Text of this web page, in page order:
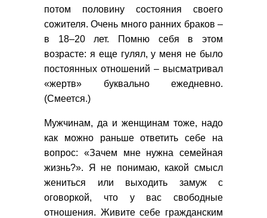
потом половину состояния своего
сожителя. Очень много ранних браков –
в 18–20 лет. Помню себя в этом
возрасте: я еще гулял, у меня не было
постоянных отношений – высматривал
«жертв» буквально ежедневно.
(Смеется.)
Мужчинам, да и женщинам тоже, надо
как можно раньше ответить себе на
вопрос: «Зачем мне нужна семейная
жизнь?». Я не понимаю, какой смысл
жениться или выходить замуж с
оговоркой, что у вас свободные
отношения. Живите себе гражданским